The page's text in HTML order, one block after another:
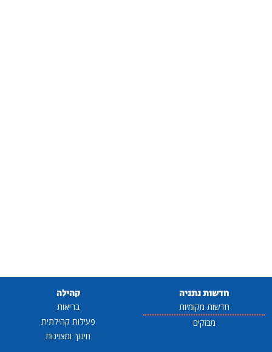
חדשות נתניה
חדשות מקומיות
מבזקים
קהילה
בריאות
פעילות קהילתית
חינוך ומצוינות